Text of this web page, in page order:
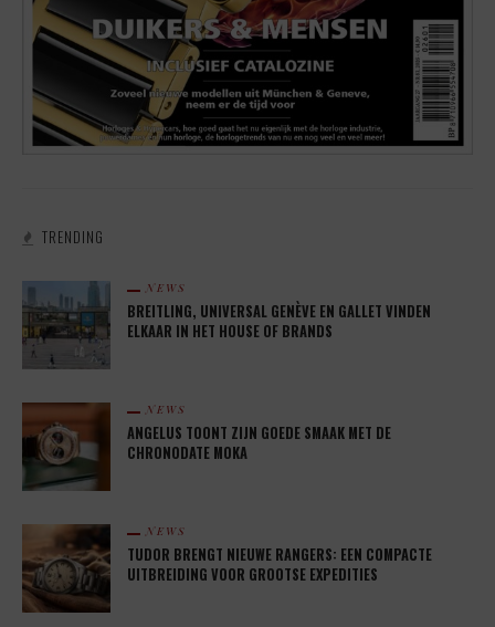
TRENDING
NEWS
BREITLING, UNIVERSAL GENÈVE EN GALLET VINDEN
ELKAAR IN HET HOUSE OF BRANDS
NEWS
ANGELUS TOONT ZIJN GOEDE SMAAK MET DE
CHRONODATE MOKA
NEWS
TUDOR BRENGT NIEUWE RANGERS: EEN COMPACTE
UITBREIDING VOOR GROOTSE EXPEDITIES